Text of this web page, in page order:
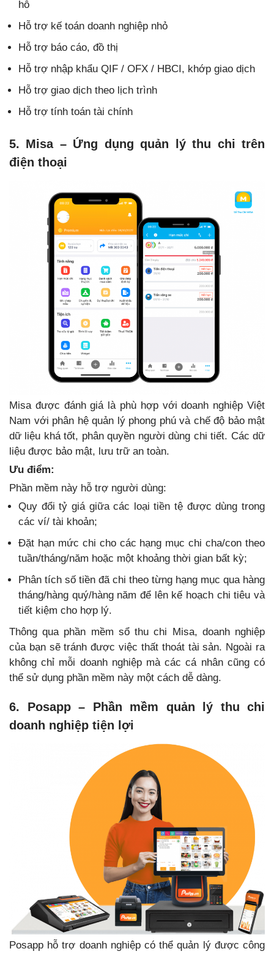
hỗ
Hỗ trợ kế toán doanh nghiệp nhỏ
Hỗ trợ báo cáo, đồ thị
Hỗ trợ nhập khẩu QIF / OFX / HBCI, khớp giao dịch
Hỗ trợ giao dịch theo lịch trình
Hỗ trợ tính toán tài chính
5. Misa – Ứng dụng quản lý thu chi trên
điện thoại
Misa được đánh giá là phù hợp với doanh nghiệp Việt
Nam với phân hệ quản lý phong phú và chế độ bảo mật
dữ liệu khá tốt, phân quyền người dùng chi tiết. Các dữ
liệu được bảo mật, lưu trữ an toàn.
Ưu điểm:
Phần mềm này hỗ trợ người dùng:
Quy đổi tỷ giá giữa các loại tiền tệ được dùng trong
các ví/ tài khoản;
Đặt hạn mức chi cho các hạng mục chi cha/con theo
tuần/tháng/năm hoặc một khoảng thời gian bất kỳ;
Phân tích số tiền đã chi theo từng hạng mục qua hàng
tháng/hàng quý/hàng năm để lên kế hoạch chi tiêu và
tiết kiệm cho hợp lý.
Thông qua phần mềm sổ thu chi Misa, doanh nghiệp
của bạn sẽ tránh được việc thất thoát tài sản. Ngoài ra
không chỉ mỗi doanh nghiệp mà các cá nhân cũng có
thể sử dụng phần mềm này một cách dễ dàng.
6. Posapp – Phần mềm quản lý thu chi
doanh nghiệp tiện lợi
Posapp hỗ trợ doanh nghiệp có thể quản lý được công